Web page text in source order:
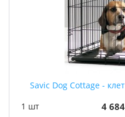
Savic Dog Cottage -
1 шт
4